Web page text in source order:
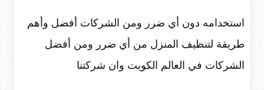
استخدامه دون أي ضرر ومن الشركات أفضل وأهم
طريقة لتنظيف المنزل من أي ضرر ومن أفضل
الشركات في العالم الكويت وان شركتنا